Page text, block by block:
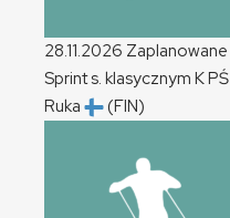
28.11.2026 Zaplanowane
Sprint s. klasycznym KPŚ
Ruka
(FIN)